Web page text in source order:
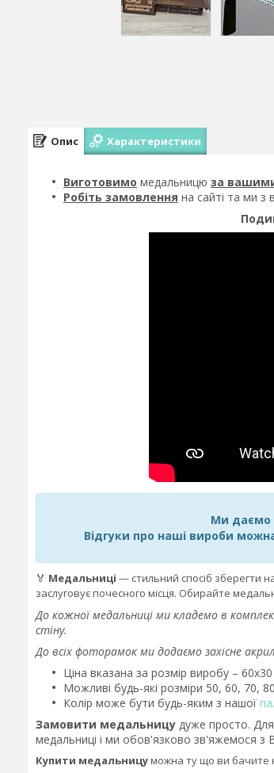
Опис Характеристики
Виготовимо медальницю за
Робіть замовлення на сайті та ми з
Ми даємо
Відгуки про наші вироби
🏅 Медальниці — стильний спосіб зберегти
заслуговує почесного місця. Обирайте
До кожної медальниці ми кладемо в
стіну.
До всіх фоторамок ми додаємо захісне
Ціна вказана за розмір виробу –
Можливі будь-які розміри 50, 60, 70,
Колір може бути будь-яким з нашої
Замовити медальницу дуже просто.
медальниці і ми обов'язково зв'яжемося з
Купити медальницуможна ту що ви бачите